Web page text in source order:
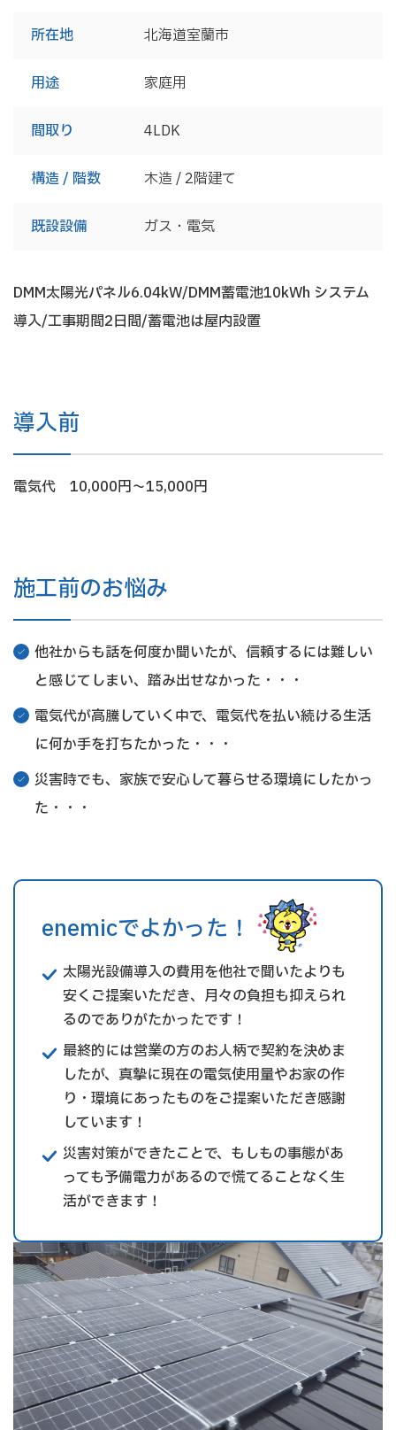
所在地 北海道室蘭市
用途 家庭用
間取り 4LDK
構造 / 階数 木造 / 2階建て
既設設備 ガス・電気
DMM太陽光パネル6.04kW/DMM蓄電池10kWh システム
導入/工事期間2日間/蓄電池は屋内設置
導入前
電気代 10,000円～15,000円
施工前のお悩み
他社からも話を何度か聞いたが、信頼するには難しい
と感じてしまい、踏み出せなかった・・・
電気代が高騰していく中で、電気代を払い続ける生活
に何か手を打ちたかった・・・
災害時でも、家族で安心して暮らせる環境にしたかっ
た・・・
enemicでよかった！
太陽光設備導入の費用を他社で聞いたよりも
安くご提案いただき、月々の負担も抑えられ
るのでありがたかったです！
最終的には営業の方のお人柄で契約を決めま
したが、真摯に現在の電気使用量やお家の作
り・環境にあったものをご提案いただき感謝
しています！
災害対策ができたことで、もしもの事態があ
っても予備電力があるので慌てることなく生
活ができます！